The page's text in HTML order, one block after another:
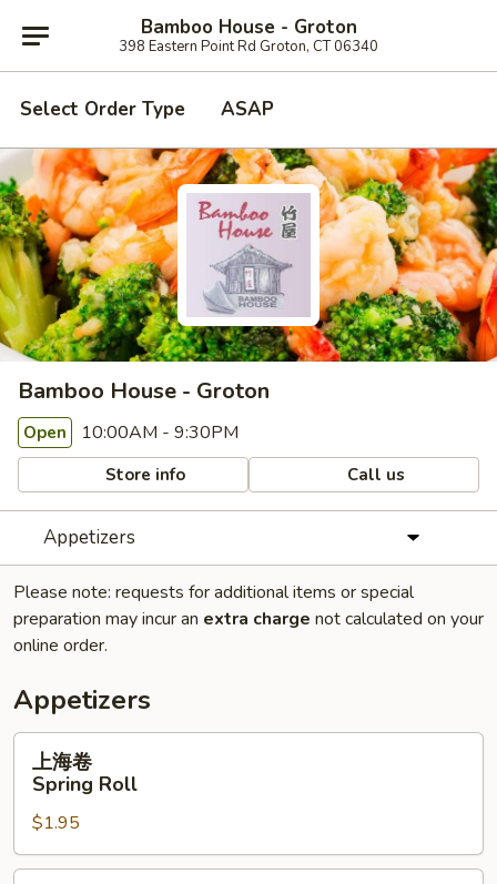
Bamboo House - Groton
398 Eastern Point Rd Groton, CT 06340
Select Order Type ASAP
Bamboo House - Groton
Open 10:00AM - 9:30PM
Store info Call us
Appetizers
Please note: requests for additional items or special
preparation may incur an extra charge not calculated on your
online order.
Appetizers
Spring
Roll
上海卷
Spring Roll
$1.95